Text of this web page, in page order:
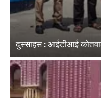
दुस्साहस : आईटीआई